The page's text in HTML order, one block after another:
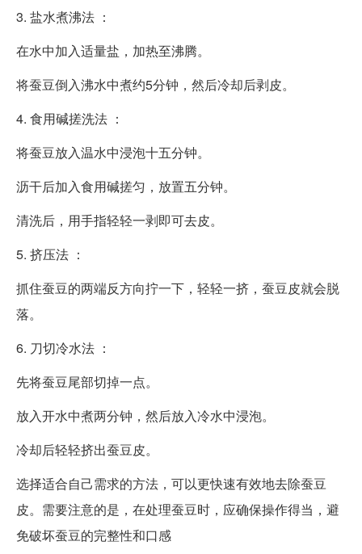
3. 盐水煮沸法 ：
在水中加入适量盐，加热至沸腾。
将蚕豆倒入沸水中煮约5分钟，然后冷却后剥皮。
4. 食用碱搓洗法 ：
将蚕豆放入温水中浸泡十五分钟。
沥干后加入食用碱搓匀，放置五分钟。
清洗后，用手指轻轻一剥即可去皮。
5. 挤压法 ：
抓住蚕豆的两端反方向拧一下，轻轻一挤，蚕豆皮就会脱
落。
6. 刀切冷水法 ：
先将蚕豆尾部切掉一点。
放入开水中煮两分钟，然后放入冷水中浸泡。
冷却后轻轻挤出蚕豆皮。
选择适合自己需求的方法，可以更快速有效地去除蚕豆
皮。需要注意的是，在处理蚕豆时，应确保操作得当，避
免破坏蚕豆的完整性和口感